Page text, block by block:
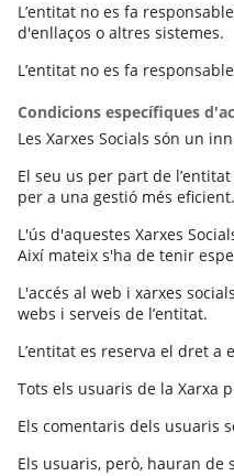
L’entitat no es fa
d'enllaços o altres sistemes.
L’entitat no es fa
Condicions específiques
Les Xarxes Socials són un
El seu us per part de
per a una gestió més eficient.
L'ús d'aquestes Xarxes
Així mateix s'ha de tenir
L'accés al web i xarxes
webs i serveis de l’entitat.
L’entitat es reserva el dret
Tots els usuaris de la Xarxa
Els comentaris dels usuaris
Els usuaris, però, hauran